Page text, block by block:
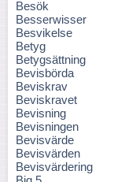
Besök
Besserwisser
Besvikelse
Betyg
Betygsättning
Bevisbörda
Beviskrav
Beviskravet
Bevisning
Bevisningen
Bevisvärde
Bevisvärden
Bevisvärdering